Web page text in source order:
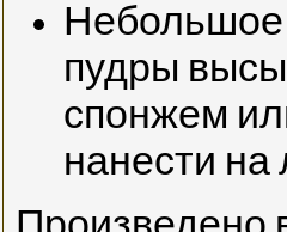
Небольшое
пудры
спонжем
нанести